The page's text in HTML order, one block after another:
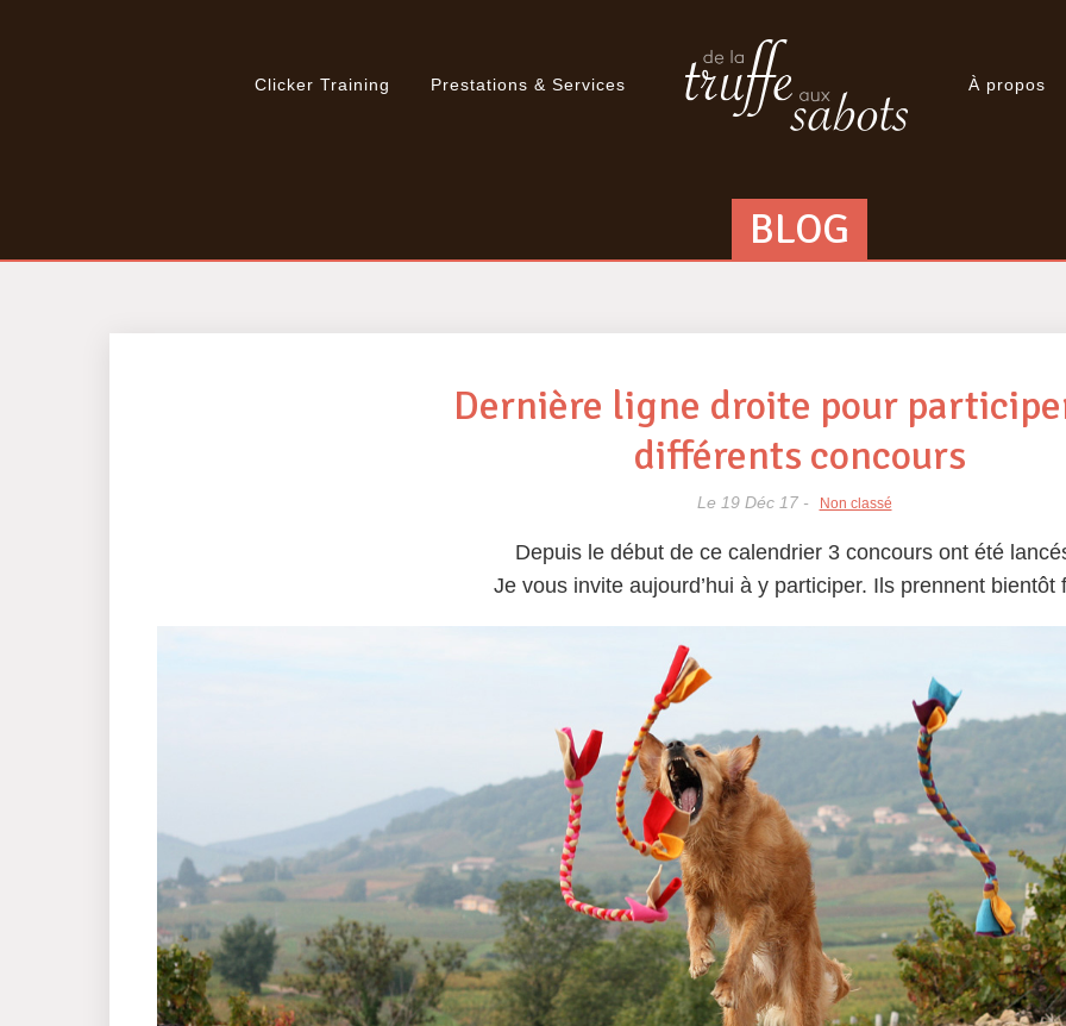
Clicker Training Prestations & Services À propos
BLOG
Dernière ligne droite pour
différents concours
Le 19 Déc 17 - Non classé
Depuis le début de ce calendrier 3 concours ont été
Je vous invite aujourd’hui à y participer. Ils prennent